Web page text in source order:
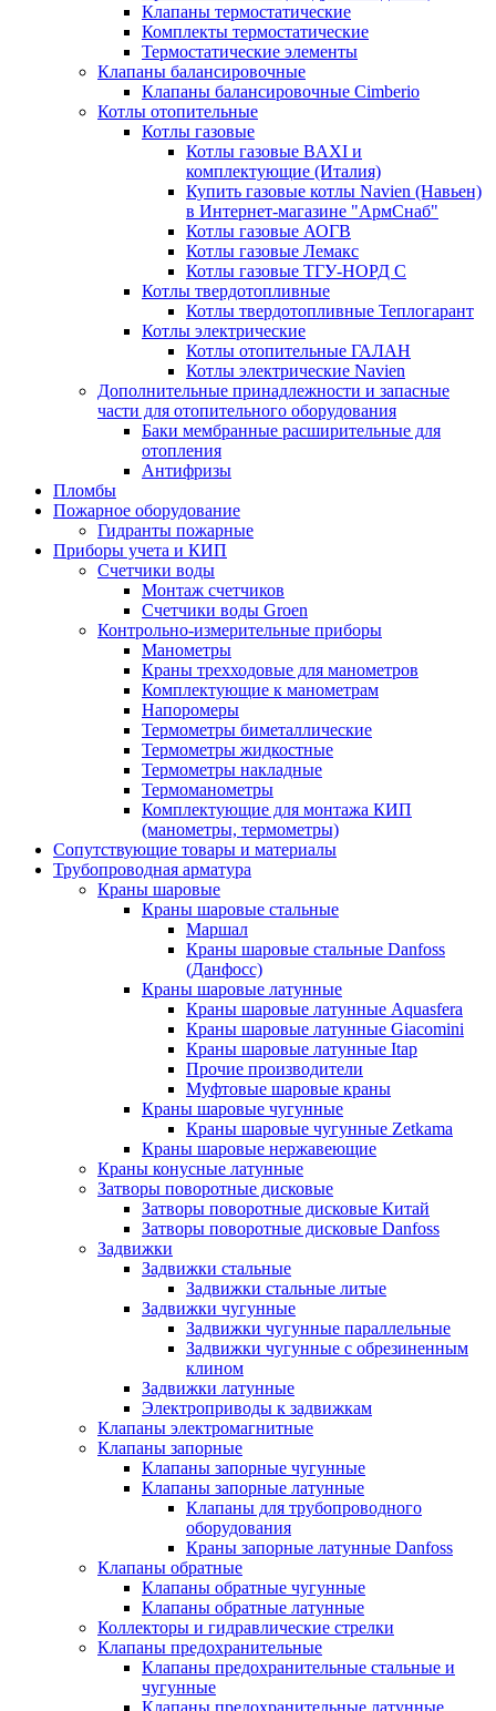
Клапаны термостатические
Комплекты термостатические
Термостатические элементы
Клапаны балансировочные
Клапаны балансировочные Cimberio
Котлы отопительные
Котлы газовые
Котлы газовые BAXI и
комплектующие (Италия)
Купить газовые котлы Navien (Навьен)
в Интернет-магазине "АрмСнаб"
Котлы газовые АОГВ
Котлы газовые Лемакс
Котлы газовые ТГУ-НОРД С
Котлы твердотопливные
Котлы твердотопливные Теплогарант
Котлы электрические
Котлы отопительные ГАЛАН
Котлы электрические Navien
Дополнительные принадлежности и запасные
части для отопительного оборудования
Баки мембранные расширительные для
отопления
Антифризы
Пломбы
Пожарное оборудование
Гидранты пожарные
Приборы учета и КИП
Счетчики воды
Монтаж счетчиков
Счетчики воды Groen
Контрольно-измерительные приборы
Манометры
Краны трехходовые для манометров
Комплектующие к манометрам
Напоромеры
Термометры биметаллические
Термометры жидкостные
Термометры накладные
Термоманометры
Комплектующие для монтажа КИП
(манометры, термометры)
Сопутствующие товары и материалы
Трубопроводная арматура
Краны шаровые
Краны шаровые стальные
Маршал
Краны шаровые стальные Danfoss
(Данфосс)
Краны шаровые латунные
Краны шаровые латунные Aquasfera
Краны шаровые латунные Giacomini
Краны шаровые латунные Itap
Прочие производители
Муфтовые шаровые краны
Краны шаровые чугунные
Краны шаровые чугунные Zetkama
Краны шаровые нержавеющие
Краны конусные латунные
Затворы поворотные дисковые
Затворы поворотные дисковые Китай
Затворы поворотные дисковые Danfoss
Задвижки
Задвижки стальные
Задвижки стальные литые
Задвижки чугунные
Задвижки чугунные параллельные
Задвижки чугунные с обрезиненным
клином
Задвижки латунные
Электроприводы к задвижкам
Клапаны электромагнитные
Клапаны запорные
Клапаны запорные чугунные
Клапаны запорные латунные
Клапаны для трубопроводного
оборудования
Краны запорные латунные Danfoss
Клапаны обратные
Клапаны обратные чугунные
Клапаны обратные латунные
Коллекторы и гидравлические стрелки
Клапаны предохранительные
Клапаны предохранительные стальные и
чугунные
Клапаны предохранительные латунные